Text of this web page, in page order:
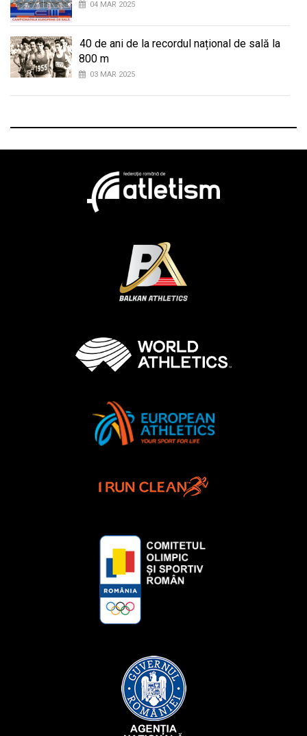
04 MAR 2025
40 de ani de la recordul național de sală la
800 m
03 MAR 2025